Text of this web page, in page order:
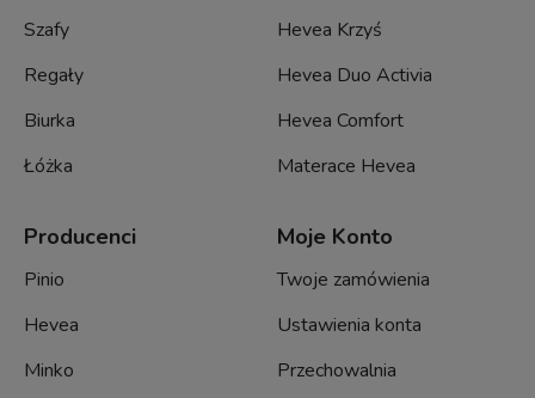
Szafy
Regały
Biurka
Łóżka
Hevea Krzyś
Hevea Duo Activia
Hevea Comfort
Materace Hevea
Producenci
Pinio
Hevea
Minko
Moje Konto
Twoje zamówienia
Ustawienia konta
Przechowalnia